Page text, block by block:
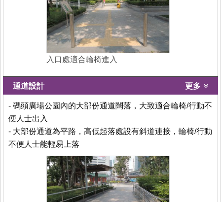
入口處適合輪椅進入
通道設計 更多
- 碼頭廣場公園內的大部份通道闊落，大致適合輪椅/行動不
便人士出入
- 大部份通道為平路，高低起落處設有斜道連接，輪椅/行動
不便人士能輕易上落